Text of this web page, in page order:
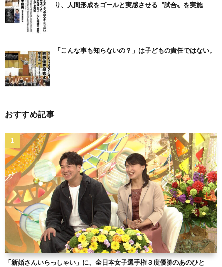
り、人間形成をゴールと実感させる〝試合〟を実施
「こんな事も知らないの？」は子どもの責任ではない。
おすすめ記事
「新婚さんいらっしゃい」に、全日本女子選手権３度優勝のあのひと